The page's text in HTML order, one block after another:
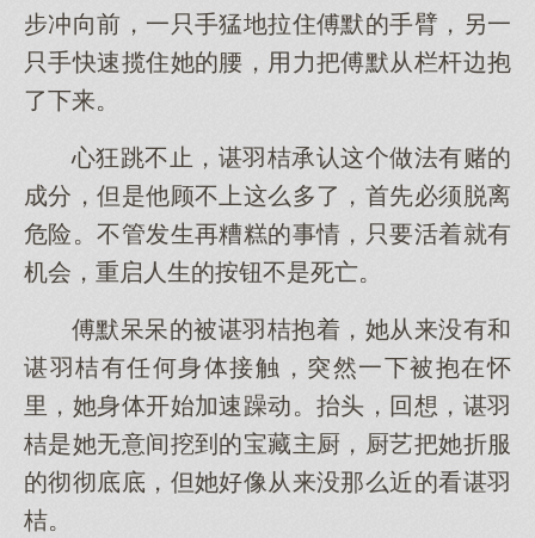
步冲向前，一只手猛地拉住傅默的手臂，另一
只手快速揽住她的腰，用力把傅默从栏杆边抱
了下来。
心狂跳不止，谌羽桔承认这个做法有赌的
成分，但是他顾不上这么多了，首先必须脱离
危险。不管发生再糟糕的事情，只要活着就有
机会，重启人生的按钮不是死亡。
傅默呆呆的被谌羽桔抱着，她从来没有和
谌羽桔有任何身体接触，突然一下被抱在怀
里，她身体开始加速躁动。抬头，回想，谌羽
桔是她无意间挖到的宝藏主厨，厨艺把她折服
的彻彻底底，但她好像从来没那么近的看谌羽
桔。